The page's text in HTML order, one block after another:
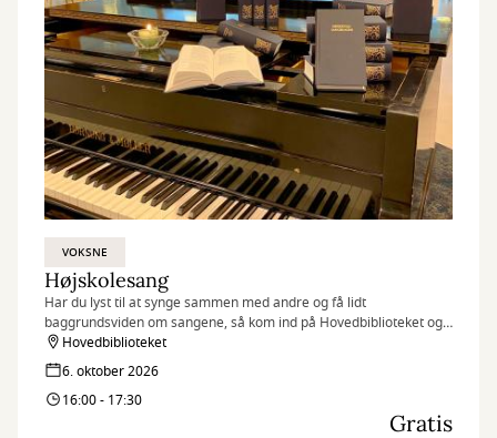
VOKSNE
Højskolesang
Har du lyst til at synge sammen med andre og få lidt
baggrundsviden om sangene, så kom ind på Hovedbiblioteket og
vær med.
Hovedbiblioteket
6. oktober 2026
16:00 - 17:30
Gratis